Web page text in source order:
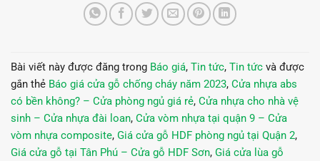
Bài viết này được đăng trong Báo giá, Tin tức, Tin tức và được
gắn thẻ Báo giá cửa gỗ chống cháy năm 2023, Cửa nhựa abs
có bền không? – Cửa phòng ngủ giá rẻ, Cửa nhựa cho nhà vệ
sinh – Cửa nhựa đài loan, Cửa vòm nhựa tại quận 9 – Cửa
vòm nhựa composite, Giá cửa gỗ HDF phòng ngủ tại Quận 2,
Giá cửa gỗ tại Tân Phú – Cửa gỗ HDF Sơn, Giá cửa lùa gỗ